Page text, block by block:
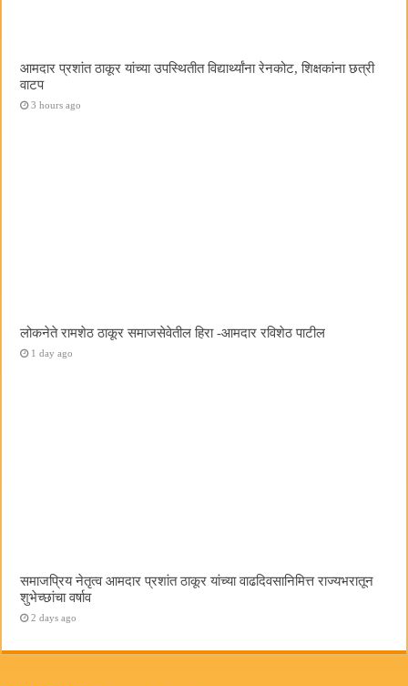
आमदार प्रशांत ठाकूर यांच्या उपस्थितीत विद्यार्थ्यांना रेनकोट, शिक्षकांना छत्री
वाटप
3 hours ago
लोकनेते रामशेठ ठाकूर समाजसेवेतील हिरा -आमदार रविशेठ पाटील
1 day ago
समाजप्रिय नेतृत्व आमदार प्रशांत ठाकूर यांच्या वाढदिवसानिमित्त राज्यभरातून
शुभेच्छांचा वर्षाव
2 days ago